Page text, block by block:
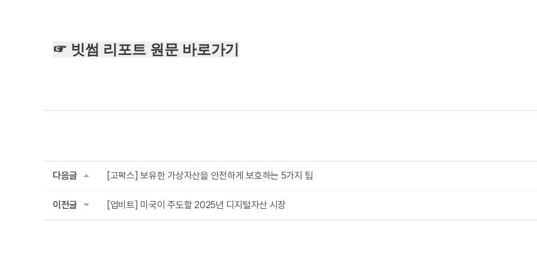
☞ 빗썸 리포트 원문 바로가기
다음글 [고팍스] 보유한 가상자산을 안전하게 보호하는 5가지 팁
이전글 [업비트] 미국이 주도할 2025년 디지털자산 시장